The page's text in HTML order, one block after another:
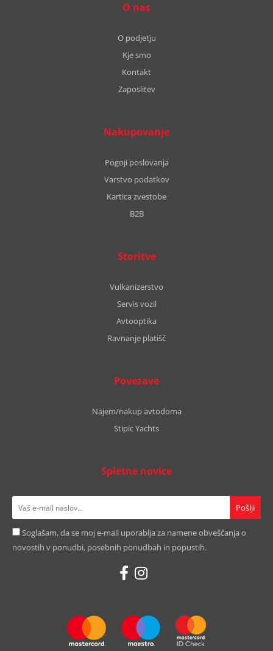
O nas
O podjetju
Kje smo
Kontakt
Zaposlitev
Nakupovanje
Pogoji poslovanja
Varstvo podatkov
Kartica zvestobe
B2B
Storitve
Vulkanizerstvo
Servis vozil
Avtooptika
Ravnanje platišč
Povezave
Najem/nakup avtodoma
Stipic Yachts
Spletne novice
Soglašam, da se moj e-mail uporablja za namene obveščanja o
novostih v ponudbi, posebnih ponudbah in popustih.